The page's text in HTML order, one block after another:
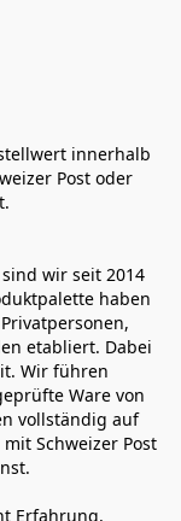
innerhalb
Post oder
wir seit 2014
haben
etabliert. Dabei
Wir führen
Ware von
vollständig auf
Schweizer Post
Erfahrung,